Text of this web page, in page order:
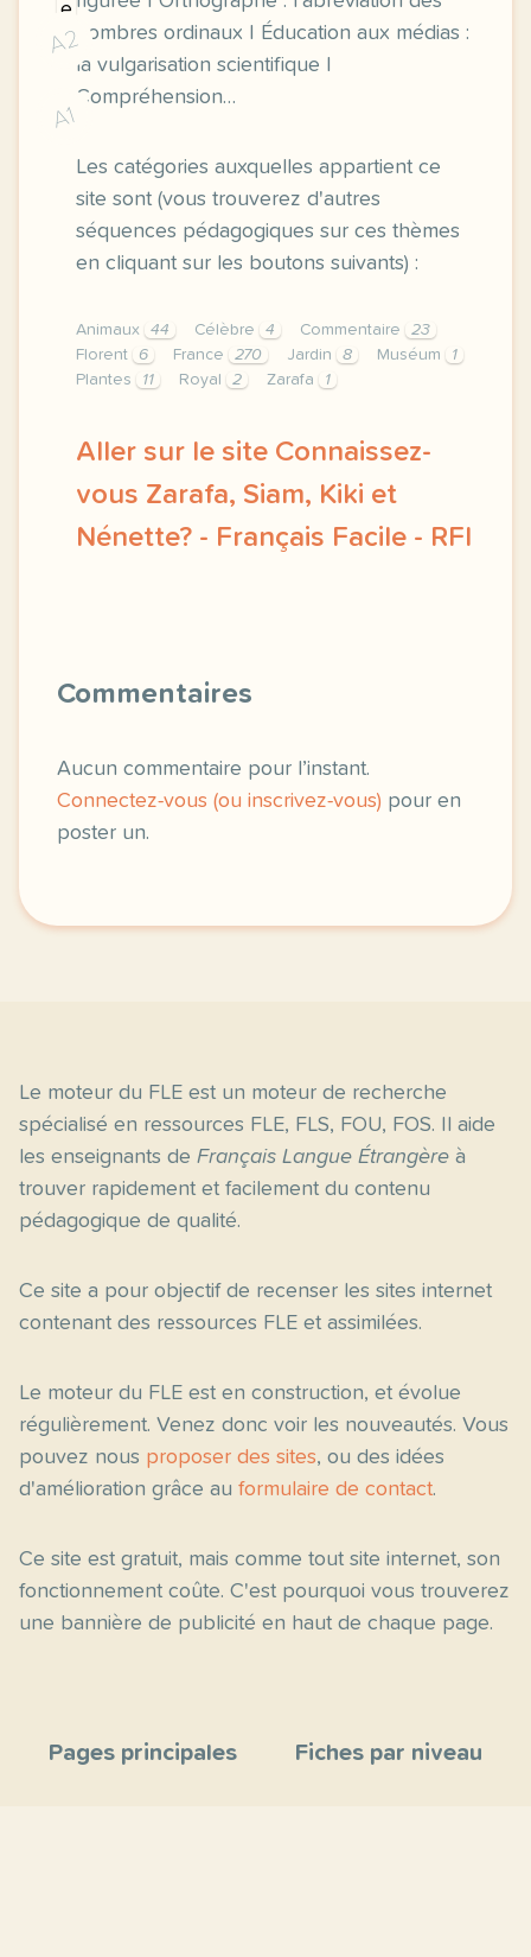
A2
A1
nombres ordinaux | Éducation aux médias :
la vulgarisation scientifique |
Compréhension…
Les catégories auxquelles appartient ce
site sont (vous trouverez d'autres
séquences pédagogiques sur ces thèmes
en cliquant sur les boutons suivants) :
Animaux 44 Célèbre 4 Commentaire
23
Florent
6 France 270 Jardin 8 Muséum
1
Plantes
11 Royal 2 Zarafa 1
Aller sur le site Connaissez-
vous Zarafa, Siam, Kiki et
Nénette? - Français Facile - RFI
Commentaires
Aucun commentaire pour l’instant.
Connectez-vous (ou inscrivez-vous) pour en
poster un.
Le moteur du FLE est un moteur de recherche
spécialisé en ressources FLE, FLS, FOU, FOS. Il aide
les enseignants de Français Langue Étrangère à
trouver rapidement et facilement du contenu
pédagogique de qualité.
Ce site a pour objectif de recenser les sites internet
contenant des ressources FLE et assimilées.
Le moteur du FLE est en construction, et évolue
régulièrement. Venez donc voir les nouveautés. Vous
pouvez nous proposer des sites, ou des idées
d'amélioration grâce au formulaire de contact.
Ce site est gratuit, mais comme tout site internet, son
fonctionnement coûte. C'est pourquoi vous trouverez
une bannière de publicité en haut de chaque page.
Pages principales Fiches par niveau